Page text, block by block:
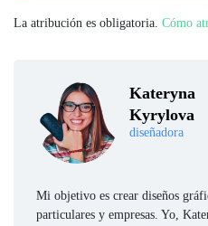
Kateryna
Kyrylova
diseñadora
Mi objetivo es crear diseños
particulares y empresas. Yo,
La atribución es obligatoria. Cómo